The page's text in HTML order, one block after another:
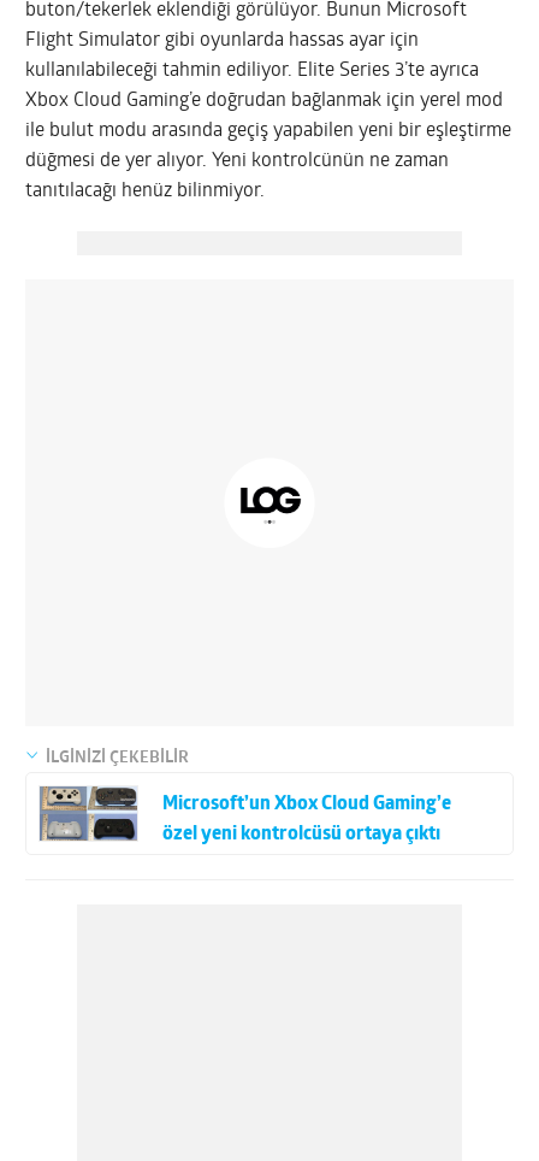
buton/tekerlek eklendiği görülüyor. Bunun Microsoft
Flight Simulator gibi oyunlarda hassas ayar için
kullanılabileceği tahmin ediliyor. Elite Series 3’te ayrıca
Xbox Cloud Gaming’e doğrudan bağlanmak için yerel mod
ile bulut modu arasında geçiş yapabilen yeni bir eşleştirme
düğmesi de yer alıyor. Yeni kontrolcünün ne zaman
tanıtılacağı henüz bilinmiyor.
İLGİNİZİ ÇEKEBİLİR
Microsoft’un Xbox Cloud Gaming’e
özel yeni kontrolcüsü ortaya çıktı